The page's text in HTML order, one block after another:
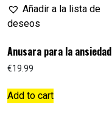
Añadir a la lista de
deseos
Anusara para la ansiedad
€19.99
Add to cart